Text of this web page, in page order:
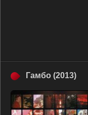
Гамбо (2013)